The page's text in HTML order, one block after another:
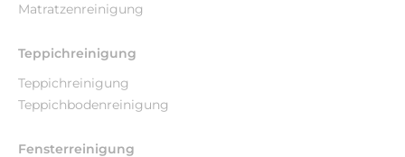
Matratzenreinigung
Teppichreinigung
Teppichreinigung
Teppichbodenreinigung
Fensterreinigung